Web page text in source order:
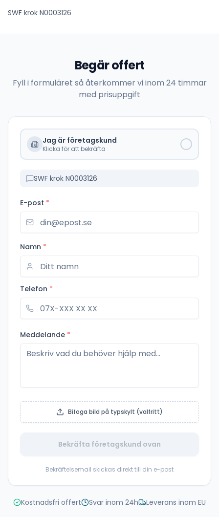
SWF krok N0003126
Begär offert
Fyll i formuläret så återkommer vi inom 24 timmar
med prisuppgift
Jag är företagskund
Klicka för att bekräfta
SWF krok N0003126
E-post *
Namn *
Telefon *
Meddelande *
Bifoga bild på typskylt (valfritt)
Bekräfta företagskund ovan
Bekräftelsemail skickas direkt till din e-post
Kostnadsfri offert Svar inom 24h Leverans inom EU